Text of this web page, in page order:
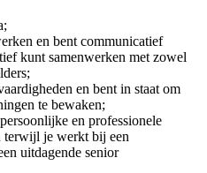
en bent communicatief
kunt samenwerken met zowel
en bent in staat om
te bewaken;
en professionele
je werkt bij een
uitdagende senior